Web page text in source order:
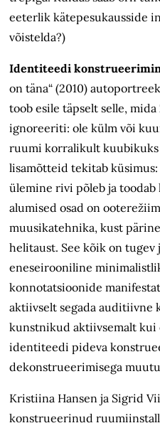
eeterlikkätepesukausside
võistelda?)
Identiteedi
on täna“ (2010)
toob esile täpselt selle,
ignoreeriti: ole külm või
ruumi korralikult
lisamõtteid tekitab
ülemine rivi põleb ja
alumised osad on
muusikatehnika, kust
helitaust. See kõik on tugev
eneseirooniline
konnotatsioonide
aktiivselt segada auditiivne
kunstnikud aktiivsemalt kui
identiteedi pideva
dekonstrueerimisega
Kristiina Hansen ja Sigrid
konstrueerinud